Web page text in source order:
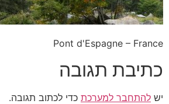
Pont d'Espagne – France
כתיבת תגובה
יש להתחבר למערכת כדי לכתוב תגובה.